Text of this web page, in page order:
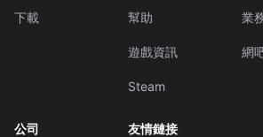
下載 幫助
遊戲資訊
Steam
業
網
公司 友情鏈接